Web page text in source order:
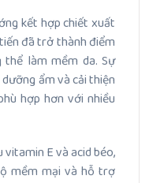
kết hợp chiết xuất
đã trở thành điểm
làm mềm da. Sự
ẩm và cải thiện
hợp hơn với nhiều
vitamin E và acid béo,
mềm mại và hỗ trợ